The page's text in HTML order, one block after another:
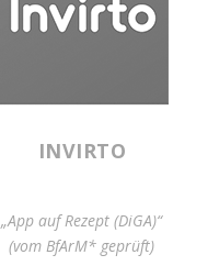
INVIRTO
„App auf Rezept (DiGA)“
(vom BfArM* geprüft)